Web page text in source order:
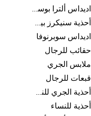
اديداس ألترا بوست
أحذية سنيكرز بيضاء للرجال
اديداس سوبرنوفا
حقائب للرجال
ملابس الجري
قبعات للرجال
أحذية الجري للنساء
أحذية للنساء